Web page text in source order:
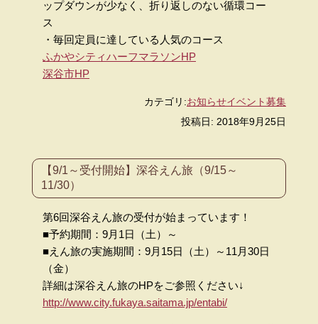
ップダウンが少なく、折り返しのない循環コー
ス
・毎回定員に達している人気のコース
ふかやシティハーフマラソンHP
深谷市HP
カテゴリ:お知らせイベント募集
投稿日: 2018年9月25日
【9/1～受付開始】深谷えん旅（9/15～
11/30）
第6回深谷えん旅の受付が始まっています！
■予約期間：9月1日（土）～
■えん旅の実施期間：9月15日（土）～11月30日
（金）
詳細は深谷えん旅のHPをご参照ください↓
http://www.city.fukaya.saitama.jp/entabi/